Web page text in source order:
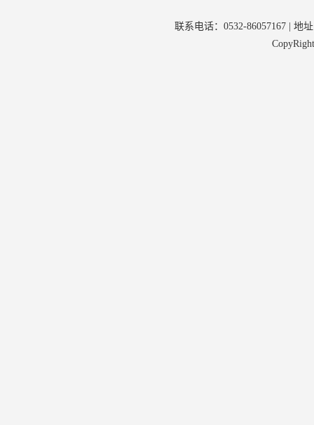
联系电话：0532-86057167 | 地